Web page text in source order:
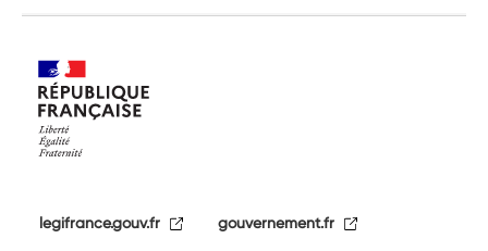
legifrance.gouv.fr gouvernement.fr